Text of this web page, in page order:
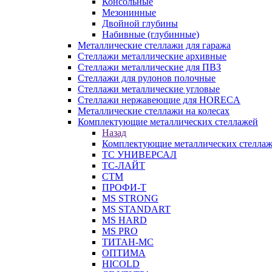
Мезонинные
Двойной глубины
Набивные (глубинные)
Металлические стеллажи для гаража
Стеллажи металлические архивные
Стеллажи металлические для ПВЗ
Стеллажи для рулонов полочные
Стеллажи металлические угловые
Стеллажи нержавеющие для HORECA
Металлические стеллажи на колесах
Комплектующие металлических стеллажей
Назад
Комплектующие металлических
ТС УНИВЕРСАЛ
ТС-ЛАЙТ
СТМ
ПРОФИ-Т
MS STRONG
MS STANDART
MS HARD
MS PRO
ТИТАН-МС
ОПТИМА
HICOLD